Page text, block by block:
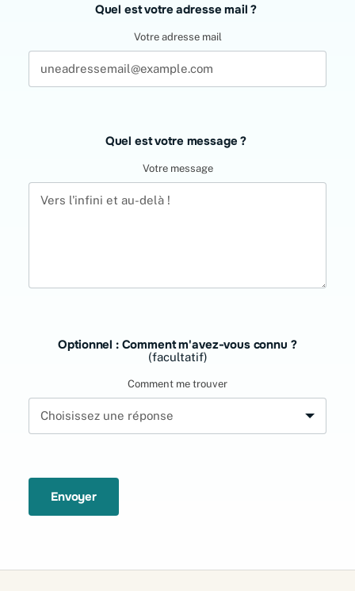
Quel est votre adresse mail ?
Votre adresse mail
Quel est votre message ?
Votre message
Optionnel : Comment m'avez-vous connu ?
(facultatif)
Comment me trouver
Envoyer